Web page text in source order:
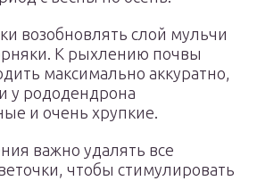
возобновлять слой мульчи
К рыхлению почвы
максимально аккуратно,
у рододендрона
и очень хрупкие.
важно удалять все
чтобы стимулировать